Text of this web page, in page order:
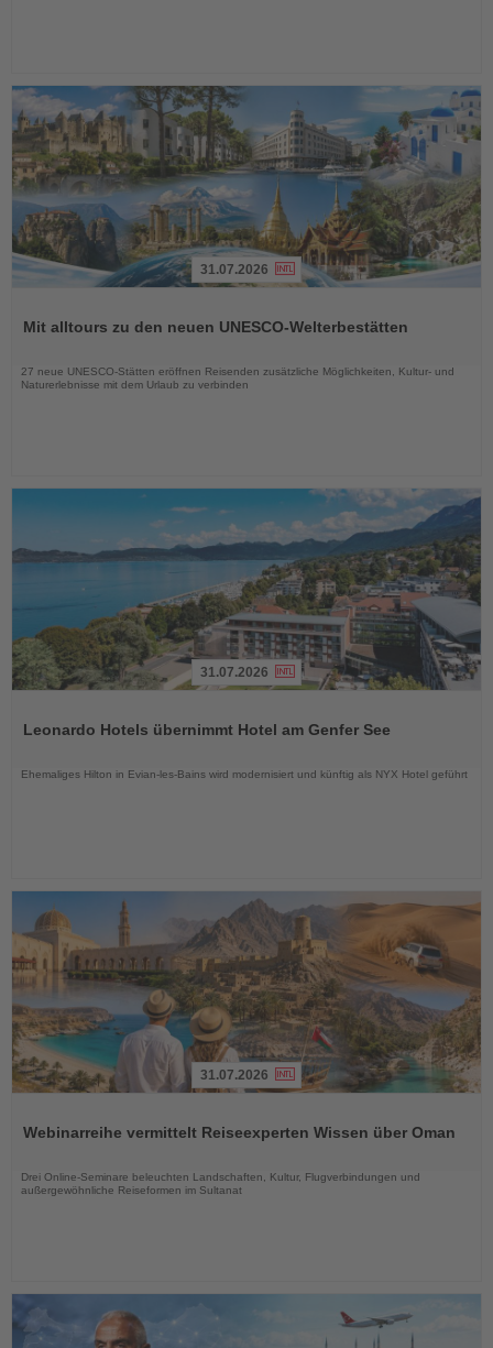
die
31.07.2026
Mit alltours zu den neuen UNESCO-Welterbestätten
27 neue UNESCO-Stätten eröffnen Reisenden zusätzliche Möglichkeiten, Kultur- und
Naturerlebnisse mit dem Urlaub zu verbinden
die
31.07.2026
Leonardo Hotels übernimmt Hotel am Genfer See
Ehemaliges Hilton in Evian-les-Bains wird modernisiert und künftig als NYX Hotel geführt
die
31.07.2026
Webinarreihe vermittelt Reiseexperten Wissen über Oman
Drei Online-Seminare beleuchten Landschaften, Kultur, Flugverbindungen und
außergewöhnliche Reiseformen im Sultanat